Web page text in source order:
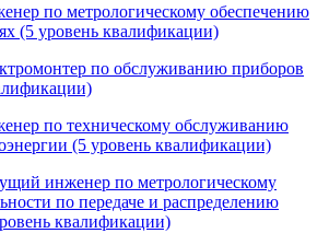
по метрологическому обеспечению
(5 уровень квалификации)
по обслуживанию приборов
по техническому обслуживанию
(5 уровень квалификации)
инженер по метрологическому
по передаче и распределению
квалификации)